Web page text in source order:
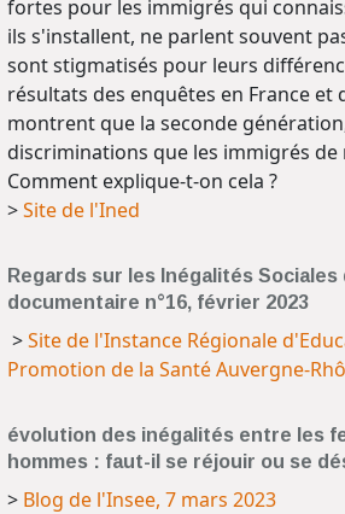
fortes pour les immigrés qui
ils s'installent, ne parlent souvent
sont stigmatisés pour leurs
résultats des enquêtes en France et
montrent que la seconde
discriminations que les immigrés de
Comment explique-t-on cela ?
>Site de l'Ined
Regards sur les Inégalités
documentaire n°16, février 2023
>Site de l'Instance Régionale
Promotion de la Santé Auvergne-
évolution des inégalités entre les
hommes : faut-il se réjouir ou se
> Blog de l'Insee, 7 mars 2023